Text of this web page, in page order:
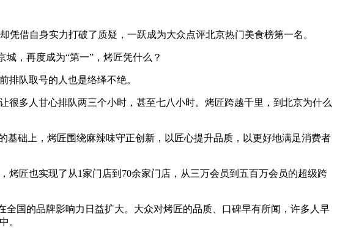
借自身实力打破了质疑，一跃成为大众点评北京热门美食榜第一名。
，再度成为“第一”，烤匠凭什么？
队取号的人也是络绎不绝。
多人甘心排队两三个小时，甚至七八小时。烤匠跨越千里，到北京为什么
础上，烤匠围绕麻辣味守正创新，以匠心提升品质，以更好地满足消费者
匠也实现了从1家门店到70余家门店，从三万会员到五百万会员的超级跨
国的品牌影响力日益扩大。大众对烤匠的品质、口碑早有所闻，许多人早
。